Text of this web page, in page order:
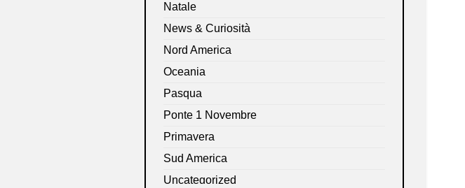
Natale
News & Curiosità
Nord America
Oceania
Pasqua
Ponte 1 Novembre
Primavera
Sud America
Uncategorized